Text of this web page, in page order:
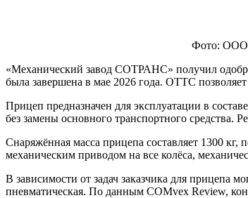
Фото:
«Механический завод СОТРАНС» получил
была завершена в мае 2026 года. ОТТС
Прицеп предназначен для эксплуатации в
без замены основного транспортного средства.
Снаряжённая масса прицепа составляет 1300
механическим приводом на все колёса,
В зависимости от задач заказчика для прицепа
пневматическая. По данным COMvex Review,